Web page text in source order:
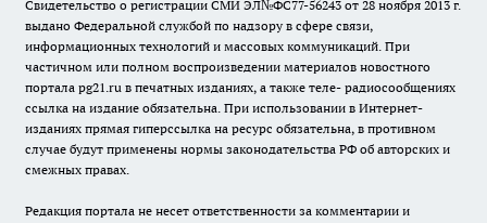
Свидетельство о регистрации СМИ ЭЛ№ФС77-56243 от 28 ноября 2013 г.
выдано Федеральной службой по надзору в сфере связи,
информационных технологий и массовых коммуникаций. При
частичном или полном воспроизведении материалов новостного
портала pg21.ru в печатных изданиях, а также теле- радиосообщениях
ссылка на издание обязательна. При использовании в Интернет-
изданиях прямая гиперссылка на ресурс обязательна, в противном
случае будут применены нормы законодательства РФ об авторских и
смежных правах.
Редакция портала не несет ответственности за комментарии и